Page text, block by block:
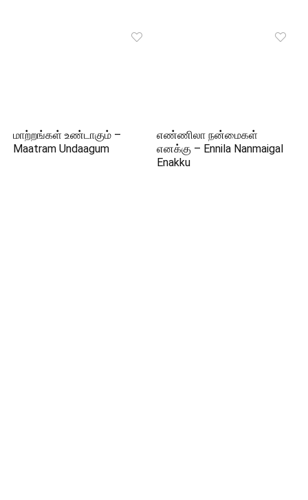
மாற்றங்கள் உண்டாகும் –
Maatram Undaagum
எண்ணிலா நன்மைகள்
எனக்கு – Ennila Nanmaigal
Enakku